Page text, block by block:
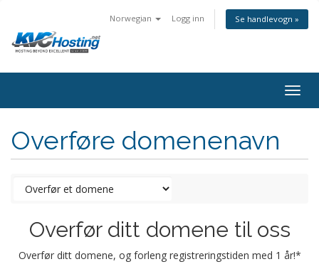
Norwegian Logg inn Se handlevogn »
Overføre domenenavn
Overfør ditt domene til oss
Overfør ditt domene, og forleng registreringstiden med 1 år!*